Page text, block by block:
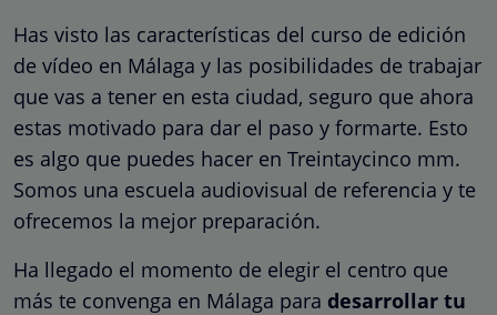
Has visto las características del curso de edición
de vídeo en Málaga y las posibilidades de trabajar
que vas a tener en esta ciudad, seguro que ahora
estas motivado para dar el paso y formarte. Esto
es algo que puedes hacer en Treintaycinco mm.
Somos una escuela audiovisual de referencia y te
ofrecemos la mejor preparación.
Ha llegado el momento de elegir el centro que
más te convenga en Málaga para desarrollar tu